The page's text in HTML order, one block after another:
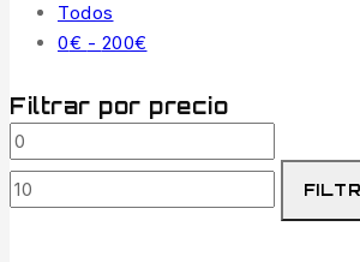
Todos
0€ - 200€
precios:
desde
0€
Filtrar por precio
Precio
mínimo
máximo